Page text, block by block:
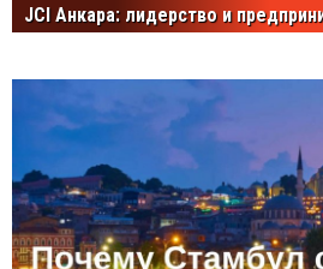
JCI Анкара: лидерство и